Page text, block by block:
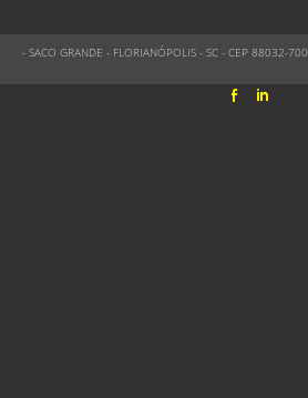
- SACO GRANDE - FLORIANÓPOLIS - SC - CEP 88032-700